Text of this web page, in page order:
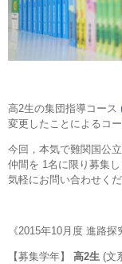
高2生の集団指導コース
変更したことによるコ
今回，本気で難関国公
仲間を 1名に限り募集
気軽にお問い合わせくだ
《2015年10月度 進路
【募集学年】 高2生 (文